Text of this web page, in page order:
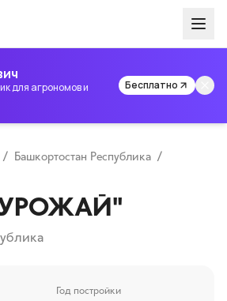
для агрономов и
Бесплатно
/ Башкортостан Республика /
Год постройки